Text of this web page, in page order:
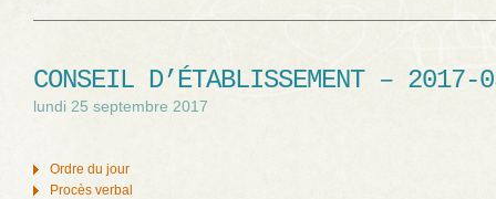
CONSEIL D’ÉTABLISSEMENT – 2017-
lundi 25 septembre 2017
Ordre du jour
Procès verbal